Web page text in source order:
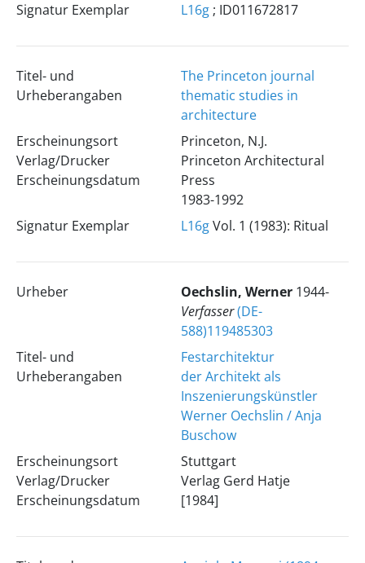
Signatur Exemplar
L16g; ID011672817
Titel- und
Urheberangaben
The Princeton journal
thematic studies in
architecture
Erscheinungsort
Verlag/Drucker
Erscheinungsdatum
Princeton, N.J.
Princeton Architectural
Press
1983-1992
Signatur Exemplar
L16gVol. 1 (1983): Ritual
Urheber Oechslin, Werner 1944-
Verfasser(DE-
588)119485303
Titel- und
Urheberangaben
Festarchitektur
der Architekt als
Inszenierungskünstler
Werner Oechslin / Anja
Buschow
Erscheinungsort
Verlag/Drucker
Erscheinungsdatum
Stuttgart
Verlag Gerd Hatje
[1984]